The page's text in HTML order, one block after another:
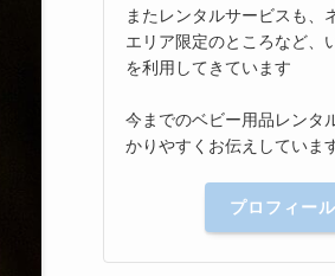
またレンタルサービスも、
エリア限定のところなど、
を利用してきています
今までのベビー用品レンタ
かりやすくお伝えしていま
プロフィール